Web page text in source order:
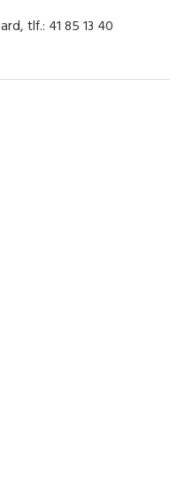
tlf.: 41 85 13 40